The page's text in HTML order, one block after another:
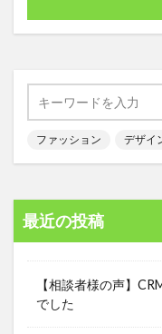
ファッション デザイ
最近の投稿
【相談者様の声】
でした